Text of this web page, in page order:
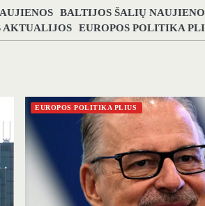
BALTIJOS ŠALIŲ
AKTUALIJOS EUROPOS POLITIKA
EUROPOS POLITIKA PLIUS